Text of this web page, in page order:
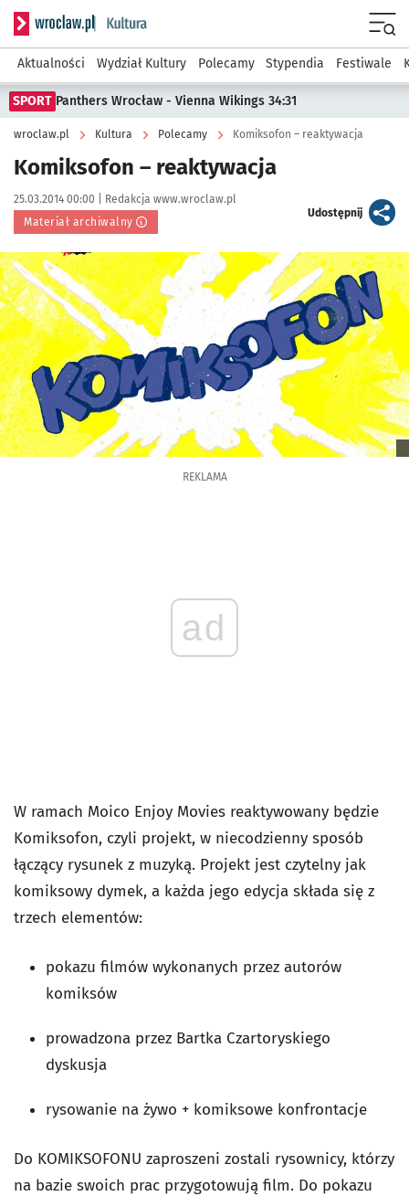
Serwis informacyjny wroclaw.pl podserwis: Kultura
Aktualności Wydział Kultury Polecamy Stypendia Festiwale
SPORT Panthers Wrocław - Vienna Wikings 34:31
wroclaw.pl Kultura Polecamy Komiksofon – reaktywacja
Komiksofon – reaktywacja
Data publikacji:
25.03.2014 00:00 | Autor:
Redakcja www.wroclaw.pl
Materiał archiwalny
Udostępnijartykuł
Kliknij, aby powiększyć
REKLAMA
ad
W ramach Moico Enjoy Movies reaktywowany będzie
Komiksofon, czyli projekt, w niecodzienny sposób
łączący rysunek z muzyką. Projekt jest czytelny jak
komiksowy dymek, a każda jego edycja składa się z
trzech elementów:
pokazu filmów wykonanych przez autorów
komiksów
prowadzona przez Bartka Czartoryskiego
dyskusja
rysowanie na żywo + komiksowe konfrontacje
Do KOMIKSOFONU zaproszeni zostali rysownicy, którzy
na bazie swoich prac przygotowują film. Do pokazu